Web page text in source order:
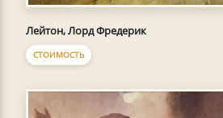
Лейтон, Лорд Фредерик
СТОИМОСТЬ